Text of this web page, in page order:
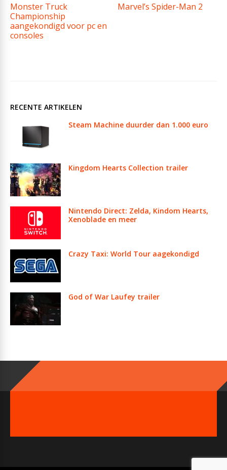
Monster Truck
Championship
aangekondigd voor pc en
consoles
Marvel’s Spider-Man 2
RECENTE ARTIKELEN
Steam Machine duurder dan 1.000 euro
Kingdom Hearts Collection trailer
Nintendo Direct: Zelda, Kindom Hearts,
Xenoblade en meer
Crazy Taxi: World Tour aagekondigd
God of War Laufey trailer